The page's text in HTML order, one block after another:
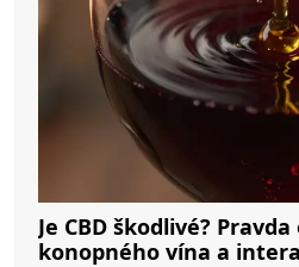
Je CBD škodlivé?
konopného vína a